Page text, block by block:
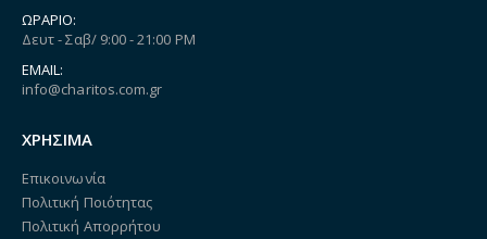
ΩΡΆΡΙΟ:
Δευτ - Σαβ/ 9:00 - 21:00 PM
EMAIL:
info@charitos.com.gr
ΧΡΗΣΙΜΑ
Επικοινωνία
Πολιτική Ποιότητας
Πολιτική Απορρήτου